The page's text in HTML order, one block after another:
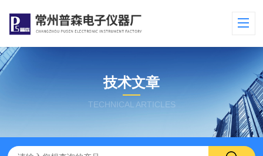
技术文章
TECHNICAL ARTICLES